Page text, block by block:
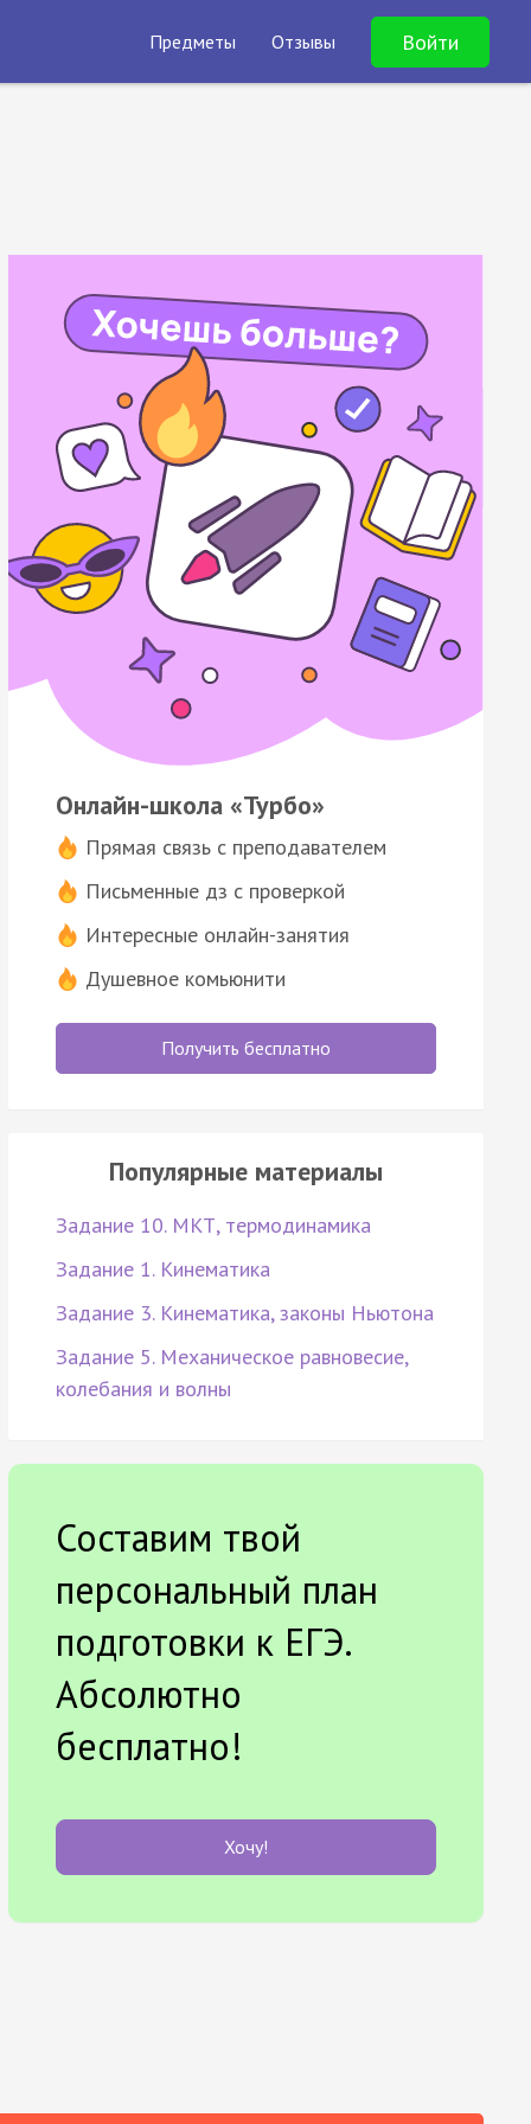
Предметы Отзывы Войти
Онлайн-школа «Турбо»
Прямая связь с преподавателем
Письменные дз с проверкой
Интересные онлайн-занятия
Душевное комьюнити
Получить бесплатно
Популярные материалы
Задание 10. МКТ, термодинамика
Задание 1. Кинематика
Задание 3. Кинематика, законы Ньютона
Задание 5. Механическое равновесие,
колебания и волны
Составим твой
персональный план
подготовки к ЕГЭ.
Абсолютно
бесплатно!
Хочу!